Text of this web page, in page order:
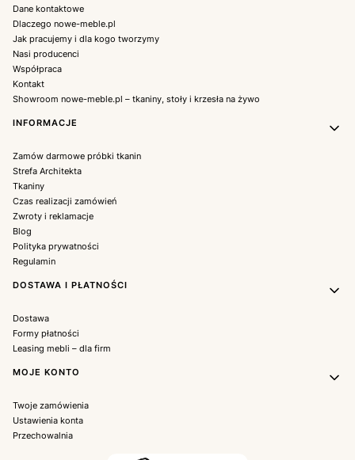
Dane kontaktowe
Dlaczego nowe-meble.pl
Jak pracujemy i dla kogo tworzymy
Nasi producenci
Współpraca
Kontakt
Showroom nowe-meble.pl – tkaniny, stoły i krzesła na żywo
INFORMACJE
Zamów darmowe próbki tkanin
Strefa Architekta
Tkaniny
Czas realizacji zamówień
Zwroty i reklamacje
Blog
Polityka prywatności
Regulamin
DOSTAWA I PŁATNOŚCI
Dostawa
Formy płatności
Leasing mebli – dla firm
MOJE KONTO
Twoje zamówienia
Ustawienia konta
Przechowalnia